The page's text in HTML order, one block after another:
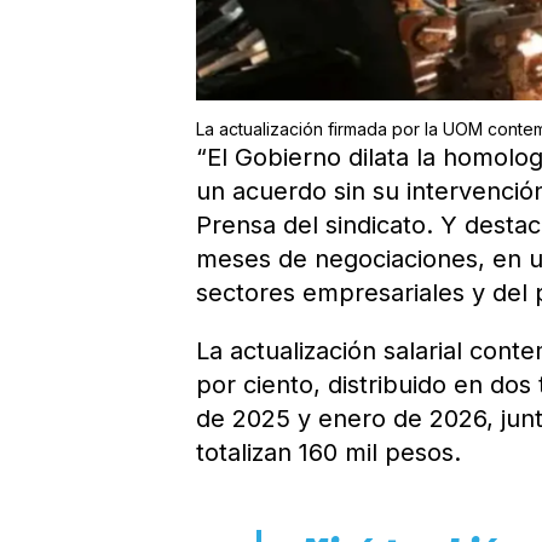
La actualización firmada por la UOM
“El Gobierno dilata la
un acuerdo sin su
Prensa del sindicato. Y
meses de negociaciones, en
sectores empresariales y del
La actualización salarial
por ciento, distribuido en
de 2025 y enero de 2026,
totalizan 160 mil pesos.